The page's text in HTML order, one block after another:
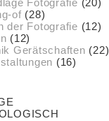
Fotografie (20)
of (28)
der Fotografie (12)
(12)
Gerätschaften (22)
(16)